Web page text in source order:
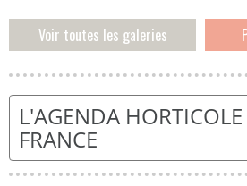
Voir toutes les galeries
L'AGENDA HORTICOLE
FRANCE